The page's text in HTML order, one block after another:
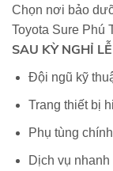
Chọn nơi bảo
Toyota Sure Phú
SAU KỲ NGHỈ LỄ
Đội ngũ kỹ
Trang thiết bị
Phụ tùng
Dịch vụ